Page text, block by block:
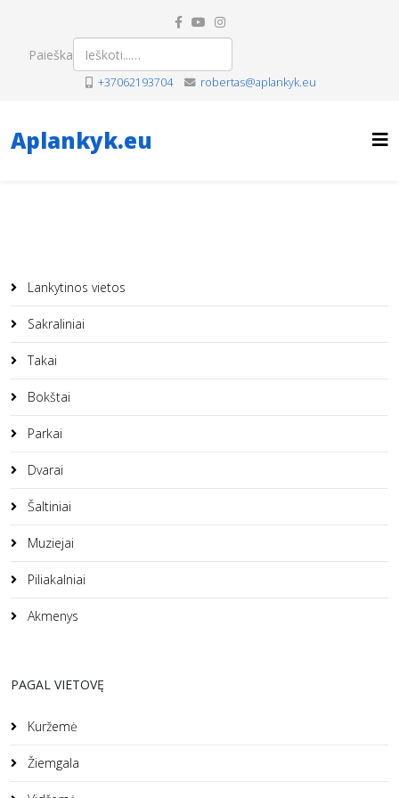
Paieška
+37062193704 robertas@aplankyk.eu
Aplankyk.eu
Lankytinos vietos
Sakraliniai
Takai
Bokštai
Parkai
Dvarai
Šaltiniai
Muziejai
Piliakalniai
Akmenys
PAGAL VIETOVĘ
Kuržemė
Žiemgala